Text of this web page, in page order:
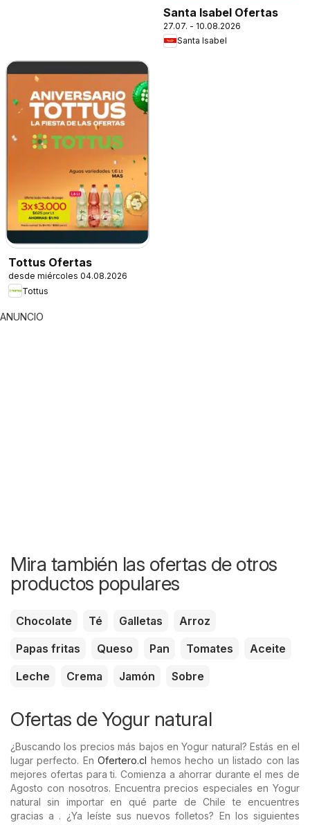
Santa Isabel Ofertas
27.07. - 10.08.2026
Santa Isabel
Tottus Ofertas
desde miércoles 04.08.2026
Tottus
ANUNCIO
Mira también las ofertas de otros
productos populares
Chocolate Té Galletas
Arroz
Papas fritas
Queso Pan Tomates
Aceite
Leche
Crema Jamón Sobre
Ofertas de Yogur natural
¿Buscando los precios más bajos en Yogur natural? Estás en el
lugar perfecto. EnOfertero.cl hemos hecho un listado con las
mejores ofertas para ti. Comienza a ahorrar durante el mes de
Agosto con nosotros. Encuentra precios especiales en Yogur
natural sin importar en qué parte de Chile te encuentres
gracias a . ¿Ya leíste sus nuevos folletos? En los siguientes